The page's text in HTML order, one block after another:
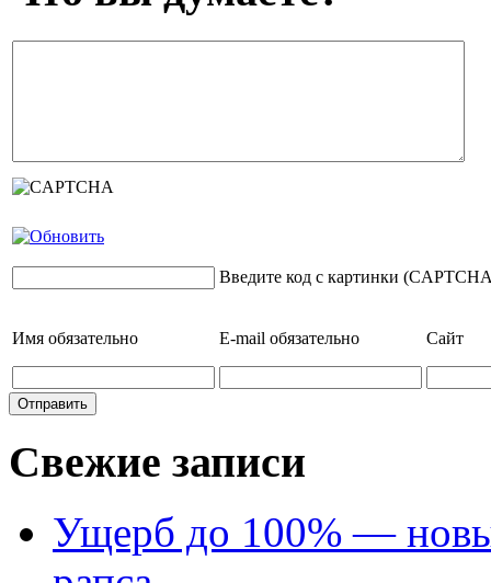
Введите код с картинки
Имя обязательно E-mail обязательно Сайт
Свежие записи
Ущерб до 100% —